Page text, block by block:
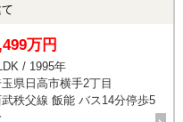
万円
/ 1995年
県日高市横手2丁目
秩父線 飯能 バス14分停歩5